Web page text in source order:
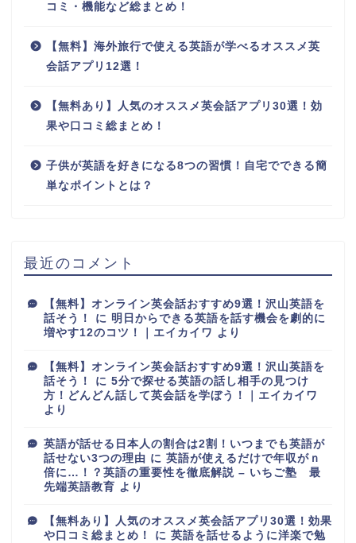
コミ・機能など総まとめ！
【無料】海外旅行で使える英語が学べるオススメ英
会話アプリ12選！
【無料あり】人気のオススメ英会話アプリ30選！効
果や口コミ総まとめ！
子供が英語を好きになる8つの習慣！自宅でできる簡
単なポイントとは？
最近のコメント
【無料】オンライン英会話おすすめ9選！沢山英語を
話そう！
に 明日からできる英語を話す機会を劇的に
増やす12のコツ！｜エイカイワ より
【無料】オンライン英会話おすすめ9選！沢山英語を
話そう！
に 5分で探せる英語の話し相手の見つけ
方！どんどん話して英会話を学ぼう！｜エイカイワ
より
英語が話せる日本人の割合は2割！いつまでも英語が
話せない3つの理由 に 英語が使えるだけで年収がｎ
倍に…！？英語の重要性を徹底解説 – いちご塾 最
先端英語教育 より
【無料あり】人気のオススメ英会話アプリ30選！効果
や口コミ総まとめ！
に 英語を話せるように洋楽で勉